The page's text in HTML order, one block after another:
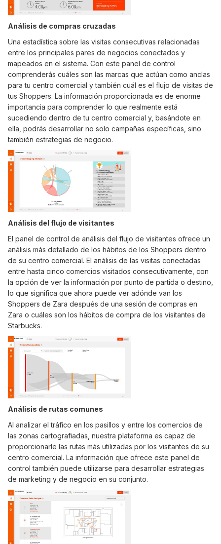
Análisis de compras cruzadas
Una estadística sobre las visitas consecutivas relacionadas
entre los principales pares de negocios conectados y
mapeados en el sistema. Con este panel de control
comprenderás cuáles son las marcas que actúan como anclas
para tu centro comercial y también cuál es el flujo de visitas de
tus Shoppers. La información proporcionada es de enorme
importancia para comprender lo que realmente está
sucediendo dentro de tu centro comercial y, basándote en
ella, podrás desarrollar no solo campañas específicas, sino
también estrategias de negocio.
Análisis del flujo de visitantes
El panel de control de análisis del flujo de visitantes ofrece un
análisis más detallado de los hábitos de los Shoppers dentro
de su centro comercial. El análisis de las visitas conectadas
entre hasta cinco comercios visitados consecutivamente, con
la opción de ver la información por punto de partida o destino,
lo que significa que ahora puede ver adónde van los
Shoppers de Zara después de una sesión de compras en
Zara o cuáles son los hábitos de compra de los visitantes de
Starbucks.
Análisis de rutas comunes
AI analizar el tráfico en los pasillos y entre los comercios de
las zonas cartografiadas, nuestra plataforma es capaz de
proporcionarle las rutas más utilizadas por los visitantes de su
centro comercial. La información que ofrece este panel de
control también puede utilizarse para desarrollar estrategias
de marketing y de negocio en su conjunto.